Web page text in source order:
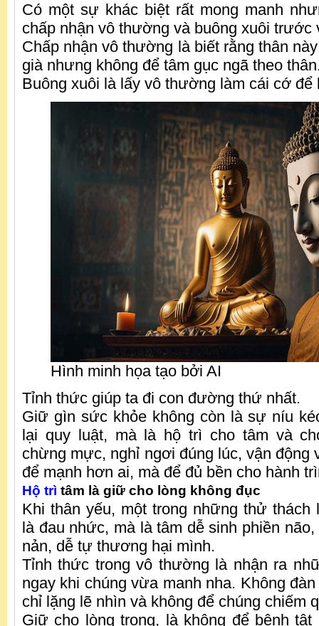
Có một sự khác biệt rất mong manh
chấp nhận vô thường và buông xuôi trước
Chấp nhận vô thường là biết rằng thân
già nhưng không để tâm gục ngã theo
Buông xuôi là lấy vô thường làm cái cớ để
Hình minh họa tạo bởi AI
Tỉnh thức giúp ta đi con đường thứ nhất.
Giữ gìn sức khỏe không còn là sự níu
lại quy luật, mà là hộ trì cho tâm và
chừng mực, nghỉ ngơi đúng lúc, vận động
để mạnh hơn ai, mà để đủ bền cho hành
Hộ trì tâm là giữ cho lòng không đục
Khi thân yếu, một trong những thử thách
là đau nhức, mà là tâm dễ sinh phiền
nản, dễ tự thương hại mình.
Tỉnh thức trong vô thường là nhận ra
ngay khi chúng vừa manh nha. Không
chỉ lặng lẽ nhìn và không để chúng chiếm
Giữ cho lòng trong, là không để bệnh